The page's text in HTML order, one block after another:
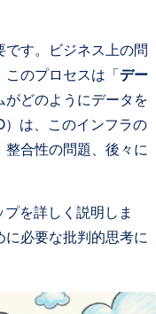
す。ビジネス上の問
このプロセスは「デー
どのようにデータを
は、このインフラの
合性の問題、後々に
を詳しく説明しま
必要な批判的思考に